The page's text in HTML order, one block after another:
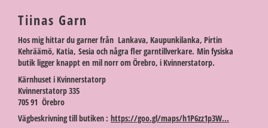
Tiinas Garn
Hos mig hittar du garner från Lankava, Kaupunkilanka, Pirtin
Kehräämö, Katia, Sesia och några fler garntillverkare. Min fysiska
butik ligger knappt en mil norr om Örebro, i Kvinnerstatorp.
Kärnhuset i Kvinnerstatorp
Kvinnerstatorp 335
705 91 Örebro
Vägbeskrivning till butiken : https://goo.gl/maps/h1P6zz1p3W...